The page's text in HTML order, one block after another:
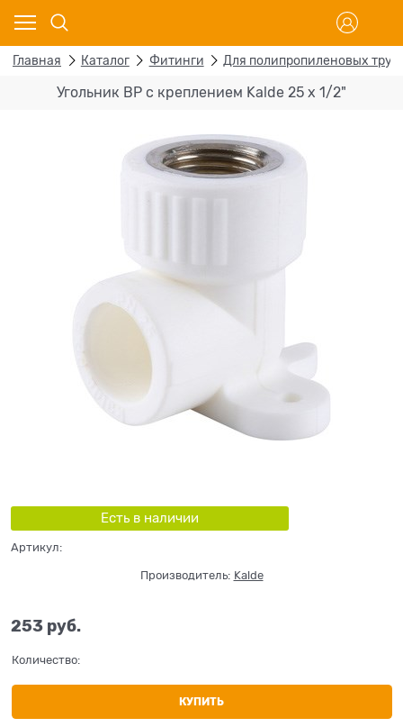
Главная Каталог Фитинги Для полипропиленовых труб
Угольник ВР с креплением Kalde 25 x 1/2"
Есть в наличии
Артикул:
Производитель: Kalde
253 руб.
Количество:
КУПИТЬ